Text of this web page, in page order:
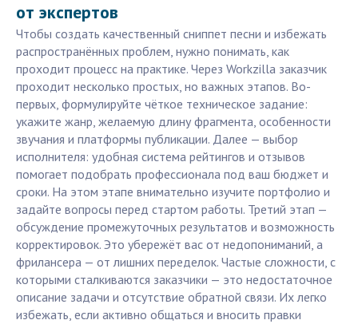
от экспертов
Чтобы создать качественный сниппет песни и избежать
распространённых проблем, нужно понимать, как
проходит процесс на практике. Через Workzilla заказчик
проходит несколько простых, но важных этапов. Во-
первых, формулируйте чёткое техническое задание:
укажите жанр, желаемую длину фрагмента, особенности
звучания и платформы публикации. Далее — выбор
исполнителя: удобная система рейтингов и отзывов
помогает подобрать профессионала под ваш бюджет и
сроки. На этом этапе внимательно изучите портфолио и
задайте вопросы перед стартом работы. Третий этап —
обсуждение промежуточных результатов и возможность
корректировок. Это убережёт вас от недопониманий, а
фрилансера — от лишних переделок. Частые сложности, с
которыми сталкиваются заказчики — это недостаточное
описание задачи и отсутствие обратной связи. Их легко
избежать, если активно общаться и вносить правки